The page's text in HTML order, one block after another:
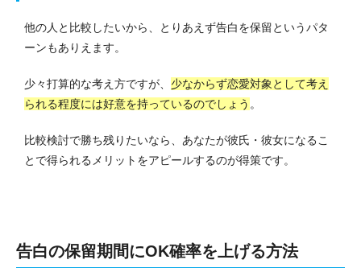
他の人と比較したいから、とりあえず告白を保留というパタ
ーンもありえます。
少々打算的な考え方ですが、 少なからず恋愛対象として考え
られる程度には好意を持っているのでしょう 。
比較検討で勝ち残りたいなら、あなたが彼氏・彼女になるこ
とで得られるメリットをアピールするのが得策です。
告白の保留期間にOK確率を上げる方法